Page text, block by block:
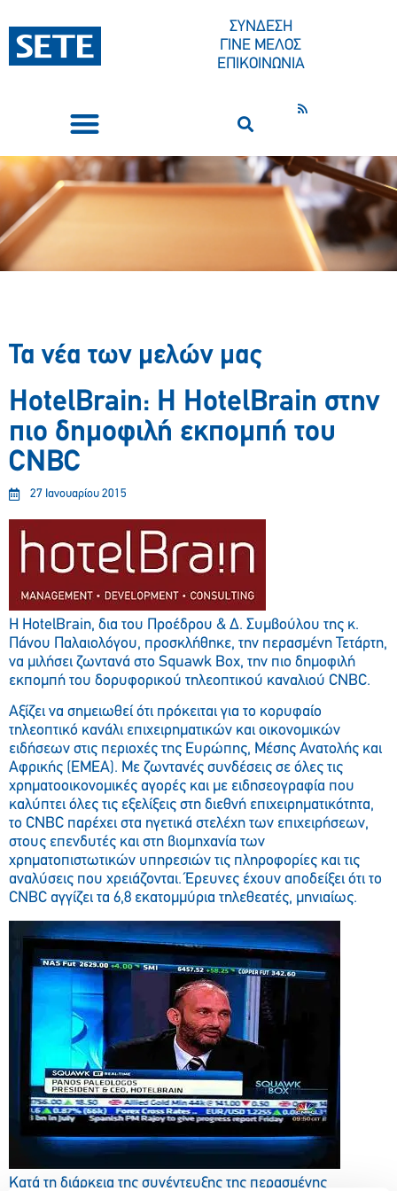
ΣΥΝΔΕΣΗ
ΓΙΝΕ ΜΕΛΟΣ
ΕΠΙΚΟΙΝΩΝΙΑ
Τα νέα των μελών μας
HotelBrain: Η HotelBrain στην
πιο δημοφιλή εκπομπή του
CNBC
27 Ιανουαρίου 2015
H HotelBrain, δια του Προέδρου & Δ. Συμβούλου της κ.
Πάνου Παλαιολόγου, προσκλήθηκε, την περασμένη Τετάρτη,
να μιλήσει ζωντανά στο Squawk Box, την πιο δημοφιλή
εκπομπή του δορυφορικού τηλεοπτικού καναλιού CNBC.
Αξίζει να σημειωθεί ότι πρόκειται για το κορυφαίο
τηλεοπτικό κανάλι επιχειρηματικών και οικονομικών
ειδήσεων στις περιοχές της Ευρώπης, Μέσης Ανατολής και
Αφρικής (EMEA). Με ζωντανές συνδέσεις σε όλες τις
χρηματοοικονομικές αγορές και με ειδησεογραφία που
καλύπτει όλες τις εξελίξεις στη διεθνή επιχειρηματικότητα,
το CNBC παρέχει στα ηγετικά στελέχη των επιχειρήσεων,
στους επενδυτές και στη βιομηχανία των
χρηματοπιστωτικών υπηρεσιών τις πληροφορίες και τις
αναλύσεις που χρειάζονται. Έρευνες έχουν αποδείξει ότι το
CNBC αγγίζει τα 6,8 εκατομμύρια τηλεθεατές, μηνιαίως.
Κατά τη διάρκεια της συνέντευξης της περασμένης